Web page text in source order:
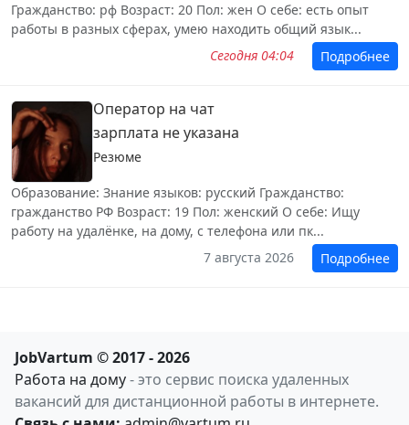
Гражданство: рф Возраст: 20 Пол: жен О себе: есть опыт
работы в разных сферах, умею находить общий язык...
Сегодня 04:04
Подробнее
Оператор на чат
зарплата не указана
Резюме
Образование: Знание языков: русский Гражданство:
гражданство РФ Возраст: 19 Пол: женский О себе: Ищу
работу на удалёнке, на дому, с телефона или пк...
7 августа 2026
Подробнее
JobVartum © 2017 - 2026
Работа на дому- это сервис поиска удаленных
вакансий для дистанционной работы в интернете.